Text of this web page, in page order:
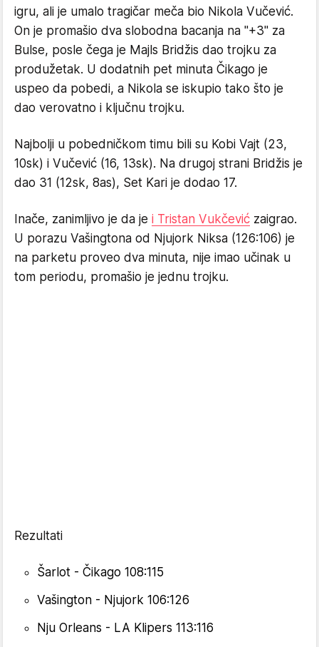
igru, ali je umalo tragičar meča bio Nikola Vučević.
On je promašio dva slobodna bacanja na "+3" za
Bulse, posle čega je Majls Bridžis dao trojku za
produžetak. U dodatnih pet minuta Čikago je
uspeo da pobedi, a Nikola se iskupio tako što je
dao verovatno i ključnu trojku.
Najbolji u pobedničkom timu bili su Kobi Vajt (23,
10sk) i Vučević (16, 13sk). Na drugoj strani Bridžis je
dao 31 (12sk, 8as), Set Kari je dodao 17.
Inače, zanimljivo je da je i Tristan Vukčević zaigrao.
U porazu Vašingtona od Njujork Niksa (126:106) je
na parketu proveo dva minuta, nije imao učinak u
tom periodu, promašio je jednu trojku.
Rezultati
Šarlot - Čikago 108:115
Vašington - Njujork 106:126
Nju Orleans - LA Klipers 113:116